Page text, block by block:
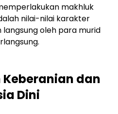
makhluk
nilai-nilai karakter
oleh para murid
dan
Dini